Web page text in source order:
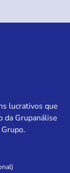
lucrativos que
da Grupanálise